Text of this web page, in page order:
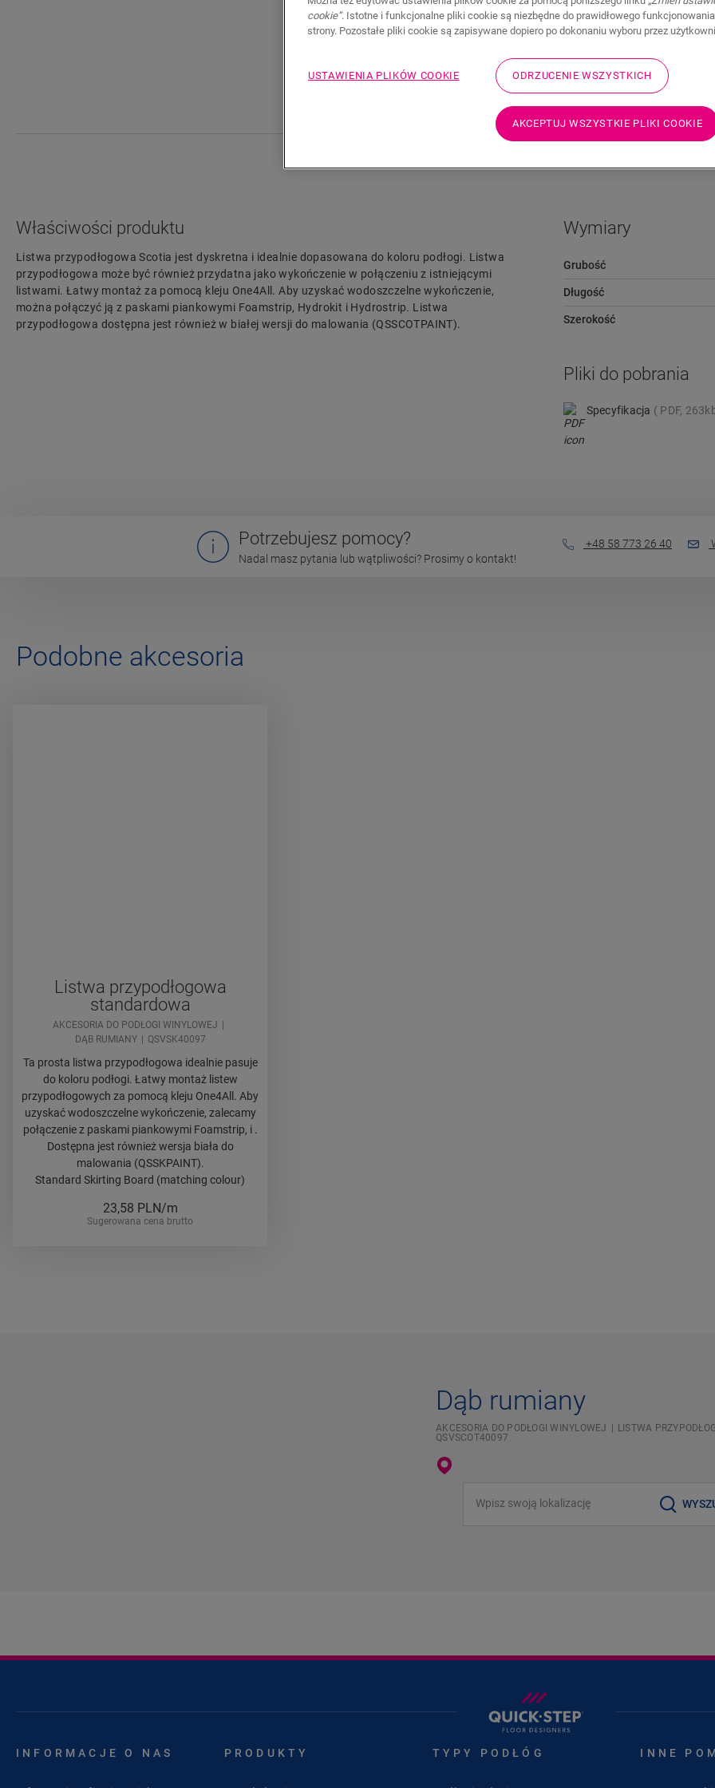
Przejdź szybko do
Właściwości produktu
Listwa przypodłogowa Scotia jest dyskretna i idealnie dopasowana do koloru podłogi. Listwa
przypodłogowa może być również przydatna jako wykończenie w połączeniu z istniejącymi
listwami. Łatwy montaż za pomocą kleju One4All. Aby uzyskać wodoszczelne wykończenie,
można połączyć ją z paskami piankowymi Foamstrip, Hydrokit i Hydrostrip. Listwa
przypodłogowa dostępna jest również w białej wersji do malowania (QSSCOTPAINT).
Wymiary
Grubość
Długość
Szerokość
Pliki do pobrania
Specyfikacja PDF,
Potrzebujesz pomocy?
Nadal masz pytania lub wątpliwości? Prosimy o kontakt!
+48 58 773 26 40
Podobne akcesoria
Listwa przypodłogowa
standardowa
AKCESORIA DO PODŁOGI WINYLOWEJ
DĄB RUMIANY
QSVSK40097
Ta prosta listwa przypodłogowa idealnie pasuje
do koloru podłogi. Łatwy montaż listew
przypodłogowych za pomocą kleju One4All. Aby
uzyskać wodoszczelne wykończenie, zalecamy
połączenie z paskami piankowymi Foamstrip, i .
Dostępna jest również wersja biała do
malowania (QSSKPAINT).
Standard Skirting Board (matching colour)
23,58 PLN/m
Sugerowana cena brutto
Dąb rumiany
AKCESORIA DO PODŁOGI WINYLOWEJ
LISTWA
QSVSCOT40097
INFORMACJE O NAS PRODUKTY TYPY PODŁÓG INNE
cookie”. Istotne i funkcjonalne pliki cookie są niezbędne do prawidłowego
strony. Pozostałe pliki cookie są zapisywane dopiero po dokonaniu wyboru przez
USTAWIENIA PLIKÓW COOKIE ODRZUCENIE WSZYSTKICH
AKCEPTUJ WSZYSTKIE PLIKI COOKIE